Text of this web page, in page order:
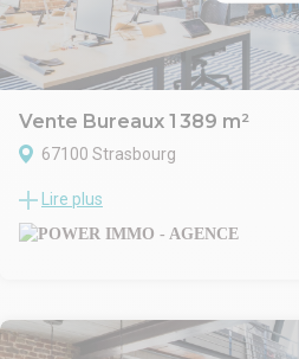
Vente Bureaux 1 389 m²
67100 Strasbourg
Strasbourgeoise - 159 m2 à 1389 m2
l'immeuble Urbania avenue de
de belles prestations.
avec ascenseur.
Le plateau du 2ème étage de 576 m2
Lire plus